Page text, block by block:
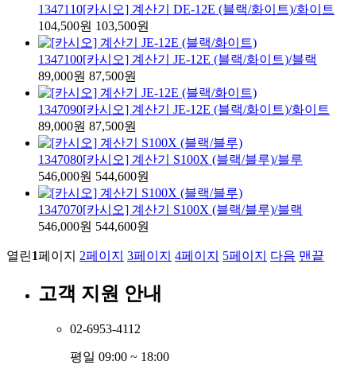
1347110[카시오] 계산기 DE-12E (블랙/화이트)/화이트
104,500원 103,500원
1347100[카시오] 계산기 JE-12E (블랙/화이트)/블랙
89,000원 87,500원
1347090[카시오] 계산기 JE-12E (블랙/화이트)/화이트
89,000원 87,500원
1347080[카시오] 계산기 S100X (블랙/블루)/블루
546,000원 544,600원
1347070[카시오] 계산기 S100X (블랙/블루)/블랙
546,000원 544,600원
열린1페이지 2페이지 3페이지 4페이지 5페이지 다음 맨끝
고객 지원 안내
02-6953-4112
평일 09:00 ~ 18:00